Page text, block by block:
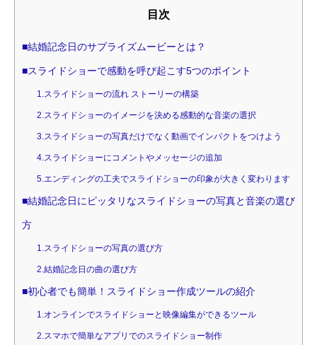
目次
■結婚記念日のサプライズムービーとは？
■スライドショーで感動を呼び起こす5つのポイント
1.スライドショーの流れ ストーリーの構築
2.スライドショーのイメージを決める感動的な音楽の選択
3.スライドショーの写真だけでなく動画でインパクトをつけよう
4.スライドショーにコメントやメッセージの追加
5.エンディングの工夫でスライドショーの印象が大きく変わります
■結婚記念日にピッタリなスライドショーの写真と音楽の選び
方
1.スライドショーの写真の選び方
2.結婚記念日の曲の選び方
■初心者でも簡単！スライドショー作成ツールの紹介
1.オンラインでスライドショーと映像編集ができるツール
2.スマホで簡単なアプリでのスライドショー制作